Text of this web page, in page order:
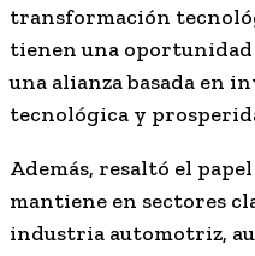
transformación
tienen una
una alianza basada en
tecnológica y
Además, resaltó el
mantiene en sectores
industria automotriz,